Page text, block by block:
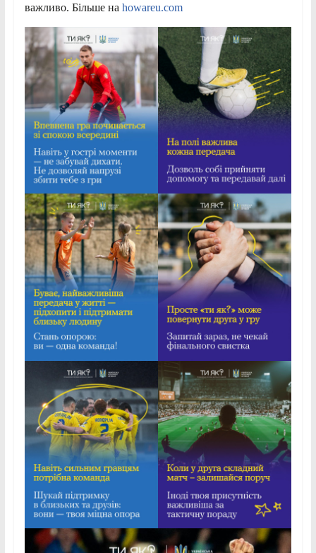
важливо. Більше на howareu.com